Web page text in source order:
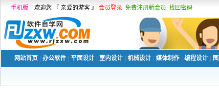
手机版 欢迎您 『 亲爱的游客 』 会员登录 免费注册新会员 找回密码
网站首页 办公软件 平面设计 室内设计 机械设计 媒体制作 编程设计